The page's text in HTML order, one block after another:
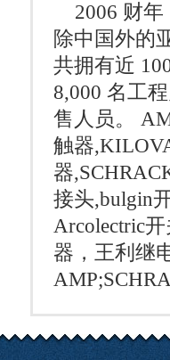
2006 财年
除中国外的
共拥有近
8,000 名工
售人员。
触器
器
接头,bulgin
Arcolectric
器，王利继